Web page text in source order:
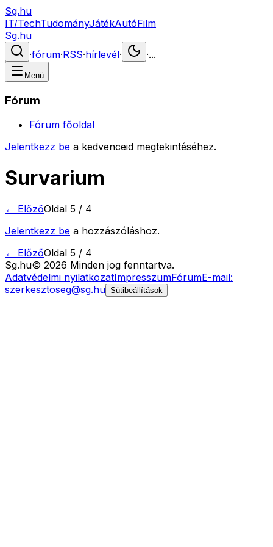
Sg.hu
IT/TechTudományJátékAutóFilm
Sg.hu
·fórum·RSS·hírlevél· ·...
Menü
Fórum
Fórum főoldal
Jelentkezz be a kedvenceid megtekintéséhez.
Survarium
← ElőzőOldal 5 / 4
Jelentkezz be a hozzászóláshoz.
← ElőzőOldal 5 / 4
Sg.hu© 2026 Minden jog fenntartva.
Adatvédelmi nyilatkozatImpresszumFórumE-mail:
szerkesztoseg@sg.hu Sütibeállítások